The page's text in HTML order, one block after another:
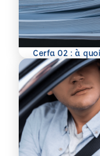
Cerfa 02 : à
En savoir plus